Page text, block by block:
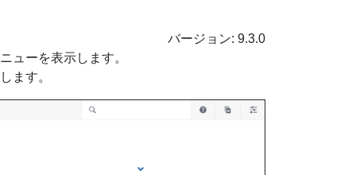
バージョン: 9.3.0
ューを表示します。
ます。